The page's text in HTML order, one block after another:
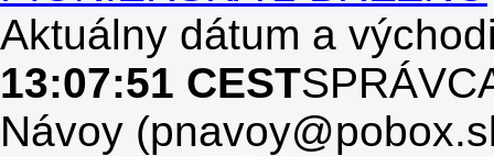
Aktuálny dátum a
13:07:51 CEST
Návoy